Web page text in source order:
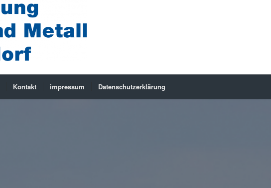
Kontakt impressum Datenschutzerklärung